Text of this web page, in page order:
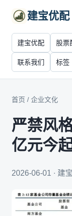
建宝优配
建宝优配 股票
联系我们 标签
首页 / 企业文化
严禁风
亿元今
2026-06-01 · 建